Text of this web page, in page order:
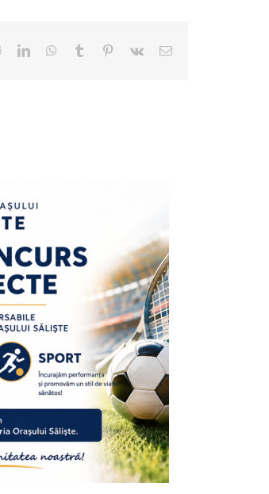
RedditLinkedInWhatsApp
Tumblr Pinterest
Vk
E-